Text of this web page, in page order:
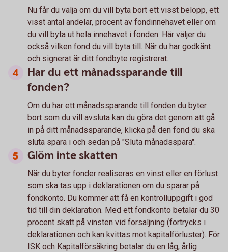
Nu får du välja om du vill byta bort ett visst belopp, ett
visst antal andelar, procent av fondinnehavet eller om
du vill byta ut hela innehavet i fonden. Här väljer du
också vilken fond du vill byta till. När du har godkänt
och signerat är ditt fondbyte registrerat.
Har du ett månadssparande till
fonden?
Om du har ett månadssparande till fonden du byter
bort som du vill avsluta kan du göra det genom att gå
in på ditt månadssparande, klicka på den fond du ska
sluta spara i och sedan på "Sluta månadsspara".
Glöm inte skatten
När du byter fonder realiseras en vinst eller en förlust
som ska tas upp i deklarationen om du sparar på
fondkonto. Du kommer att få en kontrolluppgift i god
tid till din deklaration. Med ett fondkonto betalar du 30
procent skatt på vinsten vid försäljning (förtrycks i
deklarationen och kan kvittas mot kapitalförluster). För
ISK och Kapitalförsäkring betalar du en låg, årlig